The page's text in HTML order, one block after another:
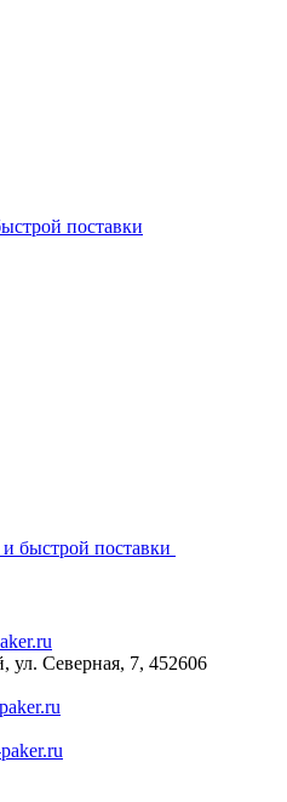
поставки
быстрой поставки
ул. Северная, 7, 452606